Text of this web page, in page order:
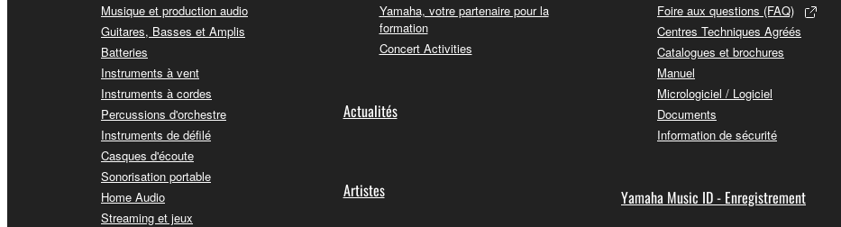
Musique et production audio
Guitares, Basses et Amplis
Batteries
Instruments à vent
Instruments à cordes
Percussions d'orchestre
Instruments de défilé
Casques d'écoute
Sonorisation portable
Home Audio
Streaming et jeux
Yamaha, votre partenaire pour la
formation
Concert Activities
Actualités
Artistes
Foire aux questions (FAQ)
Centres Techniques Agréés
Catalogues et brochures
Manuel
Micrologiciel / Logiciel
Documents
Information de sécurité
Yamaha Music ID - Enregistrement